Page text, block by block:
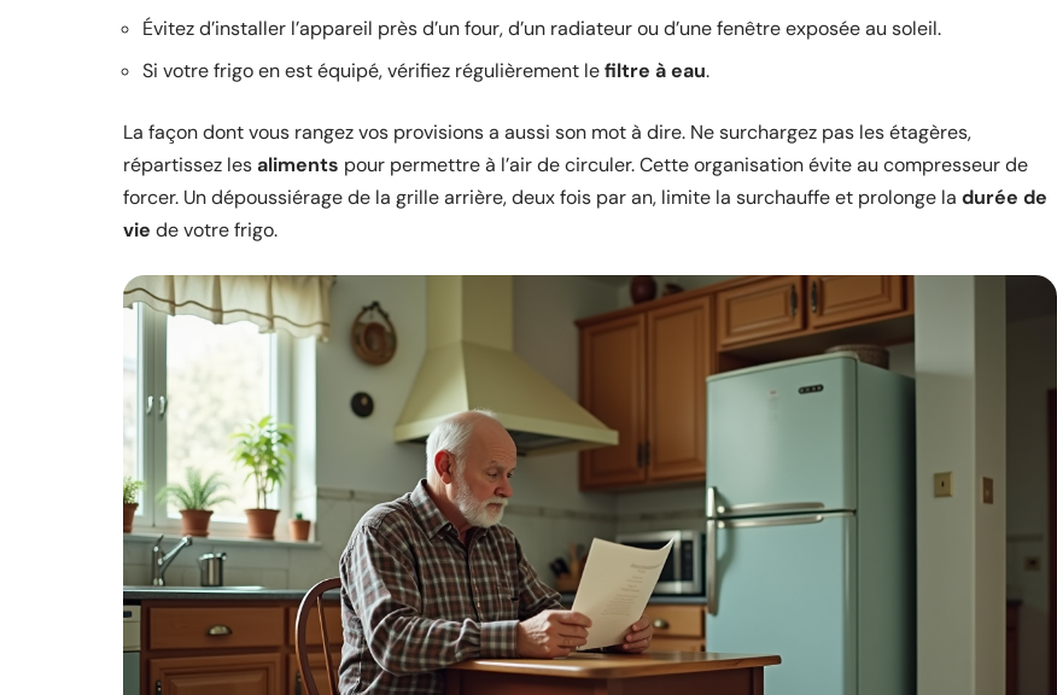
Évitez d’installer l’appareil près d’un four, d’un radiateur ou d’une fenêtre exposée au soleil.
Si votre frigo en est équipé, vérifiez régulièrement lefiltre à eau.
La façon dont vous rangez vos provisions a aussi son mot à dire. Ne surchargez pas les étagères,
répartissez lesaliments pour permettre à l’air de circuler. Cette organisation évite au compresseur de
forcer. Un dépoussiérage de la grille arrière, deux fois par an, limite la surchauffe et prolonge la durée de
vie de votre frigo.